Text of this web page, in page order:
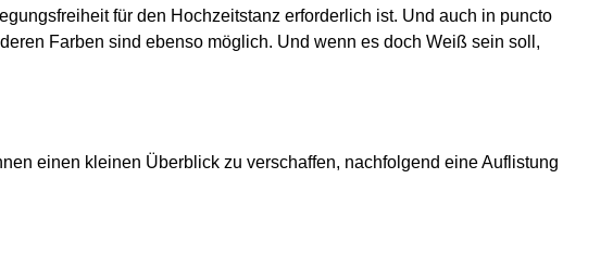
für den Hochzeitstanz erforderlich ist. Und auch in puncto
Farben sind ebenso möglich. Und wenn es doch Weiß sein soll,
einen kleinen Überblick zu verschaffen, nachfolgend eine Auflistung